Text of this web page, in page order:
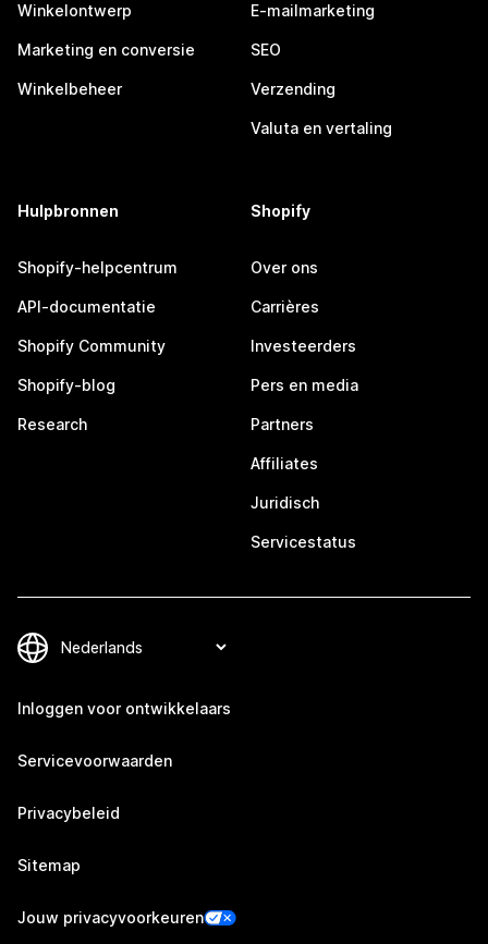
Winkelontwerp
Marketing en conversie
Winkelbeheer
E-mailmarketing
SEO
Verzending
Valuta en vertaling
Hulpbronnen
Shopify-helpcentrum
API-documentatie
Shopify Community
Shopify-blog
Research
Shopify
Over ons
Carrières
Investeerders
Pers en media
Partners
Affiliates
Juridisch
Servicestatus
Inloggen voor ontwikkelaars
Servicevoorwaarden
Privacybeleid
Sitemap
Jouw privacyvoorkeuren